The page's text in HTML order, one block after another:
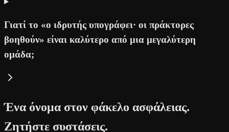
Γιατί το «ο ιδρυτής υπογράφει· οι πράκτορες
βοηθούν» είναι καλύτερο από μια μεγαλύτερη
ομάδα;
Ένα όνομα στον φάκελο ασφάλειας.
Ζητήστε συστάσεις.